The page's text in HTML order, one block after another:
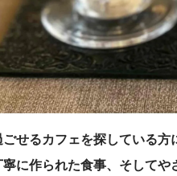
ごせるカフェを探してい
に作られた食事、そして